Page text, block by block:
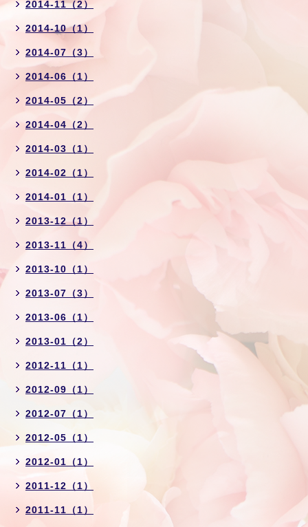
2014-11（2）
2014-10（1）
2014-07（3）
2014-06（1）
2014-05（2）
2014-04（2）
2014-03（1）
2014-02（1）
2014-01（1）
2013-12（1）
2013-11（4）
2013-10（1）
2013-07（3）
2013-06（1）
2013-01（2）
2012-11（1）
2012-09（1）
2012-07（1）
2012-05（1）
2012-01（1）
2011-12（1）
2011-11（1）